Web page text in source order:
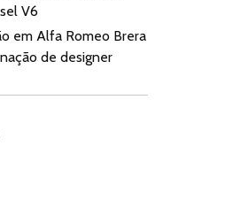
V6
emAlfa Romeo Brera
de designer